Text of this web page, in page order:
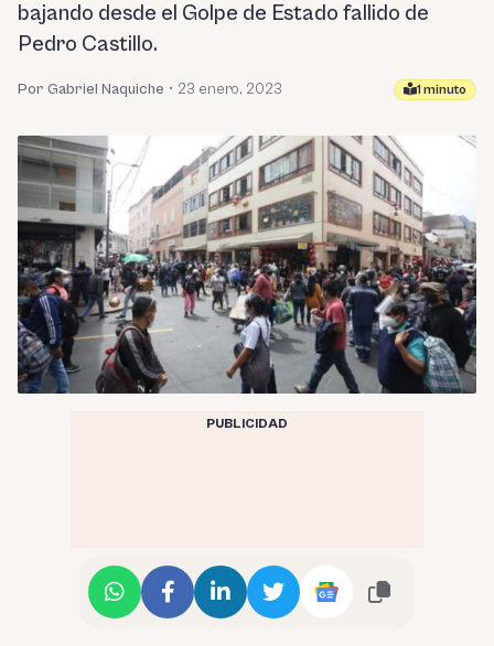
bajando desde el Golpe de Estado fallido de
Pedro Castillo.
Por Gabriel Naquiche • 23 enero, 2023 1 minuto
PUBLICIDAD